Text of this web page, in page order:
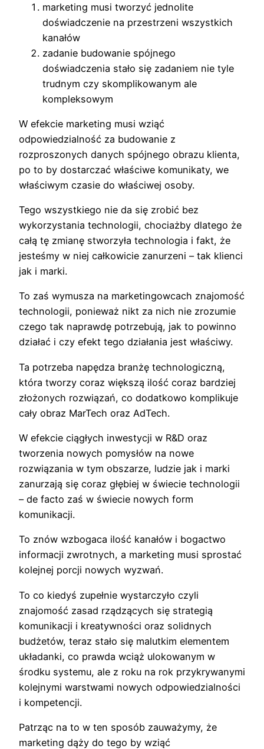
marketing musi tworzyć jednolite
doświadczenie na przestrzeni wszystkich
kanałów
zadanie budowanie spójnego
doświadczenia stało się zadaniem nie tyle
trudnym czy skomplikowanym ale
kompleksowym
W efekcie marketing musi wziąć
odpowiedzialność za budowanie z
rozproszonych danych spójnego obrazu klienta,
po to by dostarczać właściwe komunikaty, we
właściwym czasie do właściwej osoby.
Tego wszystkiego nie da się zrobić bez
wykorzystania technologii, chociażby dlatego że
całą tę zmianę stworzyła technologia i fakt, że
jesteśmy w niej całkowicie zanurzeni – tak klienci
jak i marki.
To zaś wymusza na marketingowcach znajomość
technologii, ponieważ nikt za nich nie zrozumie
czego tak naprawdę potrzebują, jak to powinno
działać i czy efekt tego działania jest właściwy.
Ta potrzeba napędza branżę technologiczną,
która tworzy coraz większą ilość coraz bardziej
złożonych rozwiązań, co dodatkowo komplikuje
cały obraz MarTech oraz AdTech.
W efekcie ciągłych inwestycji w R&D oraz
tworzenia nowych pomysłów na nowe
rozwiązania w tym obszarze, ludzie jak i marki
zanurzają się coraz głębiej w świecie technologii
– de facto zaś w świecie nowych form
komunikacji.
To znów wzbogaca ilość kanałów i bogactwo
informacji zwrotnych, a marketing musi sprostać
kolejnej porcji nowych wyzwań.
To co kiedyś zupełnie wystarczyło czyli
znajomość zasad rządzących się strategią
komunikacji i kreatywności oraz solidnych
budżetów, teraz stało się malutkim elementem
układanki, co prawda wciąż ulokowanym w
środku systemu, ale z roku na rok przykrywanymi
kolejnymi warstwami nowych odpowiedzialności
i kompetencji.
Patrząc na to w ten sposób zauważymy, że
marketing dąży do tego by wziąć